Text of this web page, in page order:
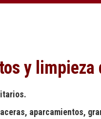
y
aparcamientos,